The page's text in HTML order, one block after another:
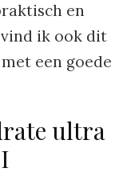
en
ik ook dit
een goede
ultra